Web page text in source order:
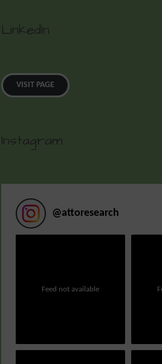
LinkedIn
VISIT PAGE
Instagram
@attoresearch
Feed not available